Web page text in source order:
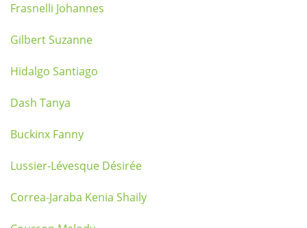
Frasnelli Johannes
Gilbert Suzanne
Hidalgo Santiago
Dash Tanya
Buckinx Fanny
Lussier-Lévesque Désirée
Correa-Jaraba Kenia Shaily